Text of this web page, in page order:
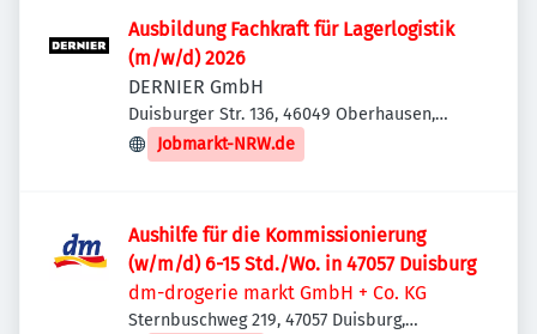
Ausbildung Fachkraft für Lagerlogistik
(m/w/d) 2026
DERNIER GmbH
Duisburger Str. 136, 46049 Oberhausen,
Deutschland
Jobmarkt-NRW.de
Aushilfe für die Kommissionierung
(w/m/d) 6-15 Std./Wo. in 47057 Duisburg
dm-drogerie markt GmbH + Co. KG
Sternbuschweg 219, 47057 Duisburg,